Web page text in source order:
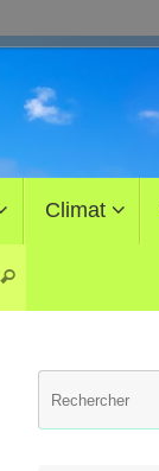
Climat
Rechercher